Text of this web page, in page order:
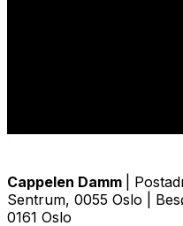
Cappelen Damm
|
Sentrum, 0055 Oslo |
0161 Oslo